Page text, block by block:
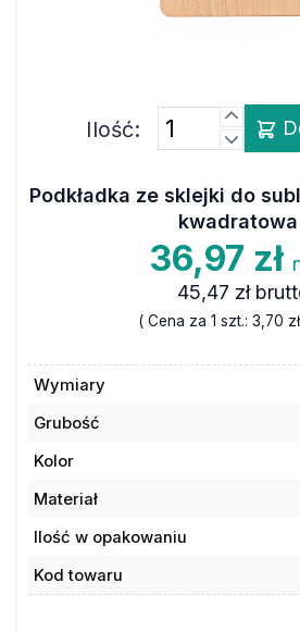
Ilość:
Podkładka ze sklejki do
kwadratowa
36,97 zł
45,47 zł
( Cena za 1 szt.: 3,70 zł
Wymiary
Grubość
Kolor
Materiał
Ilość w opakowaniu
Kod towaru